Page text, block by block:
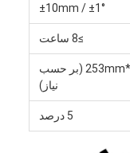
±10mm / ±1°
≥8 ساعت
823*532*253mm (بر حسب
نیاز)
5 درصد